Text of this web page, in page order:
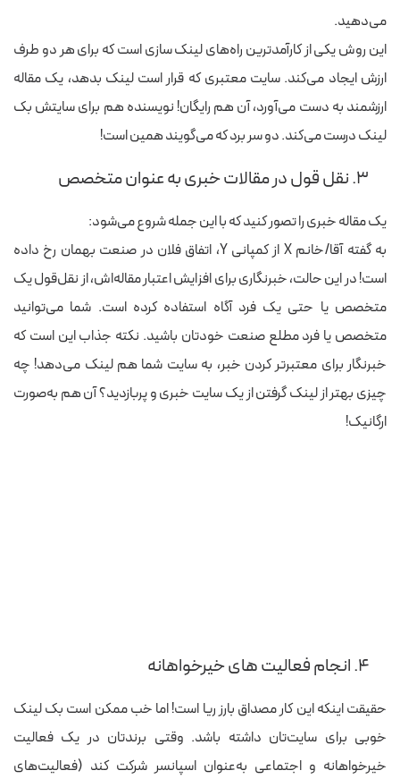
می‌دهید.
این روش یکی از کارآمدترین راه‌های لینک سازی است که برای هر دو طرف
ارزش ایجاد می‌کند. سایت معتبری که قرار است لینک بدهد، یک مقاله
ارزشمند به دست می‌آورد، آن هم رایگان! نویسنده هم برای سایتش بک
لینک درست می‌کند. دو سر برد که می‌گویند همین است!
۳. نقل قول در مقالات خبری به عنوان متخصص
یک مقاله خبری را تصور کنید که با این جمله شروع می‌شود:
به گفته آقا/خانم X از کمپانی Y، اتفاق فلان در صنعت بهمان رخ داده
است! در این حالت، خبرنگاری برای افزایش اعتبار مقاله‌اش، از نقل‌قول یک
متخصص یا حتی یک فرد آگاه استفاده کرده است. شما می‌توانید
متخصص یا فرد مطلع صنعت خودتان باشید. نکته جذاب این است که
خبرنگار برای معتبرتر کردن خبر، به سایت شما هم لینک می‌دهد! چه
چیزی بهتر از لینک گرفتن از یک سایت خبری و پربازدید؟ آن هم به‌صورت
ارگانیک!
۴. انجام فعالیت های خیرخواهانه
حقیقت اینکه این کار مصداق بارز ریا است! اما خب ممکن است بک لینک‌
خوبی برای سایت‌تان داشته باشد. وقتی برندتان در یک فعالیت
خیرخواهانه و اجتماعی به‌عنوان اسپانسر شرکت کند (فعالیت‌های